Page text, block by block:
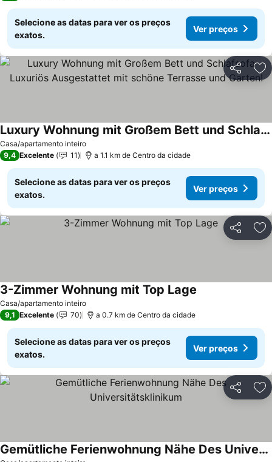
Selecione as datas para ver os preços
exatos.
Ver preços
Partilhar
Casa/apartamento inteiro
Luxury Wohnung mit Großem Bett und Schlafsofa Luxuriös Ausgestattet mit schöne Terrasse und Garten!
9,4 Excelente 11 a 1.1 km de Centro da cidade
Selecione as datas para ver os preços
exatos.
Ver preços
Partilhar
Casa/apartamento inteiro
3-Zimmer Wohnung mit Top Lage
9,1 Excelente 70 a 0.7 km de Centro da cidade
Selecione as datas para ver os preços
exatos.
Ver preços
Partilhar
Gemütliche Ferienwohnung Nähe Des Universitätsklinikum